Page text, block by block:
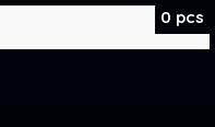
0 pcs